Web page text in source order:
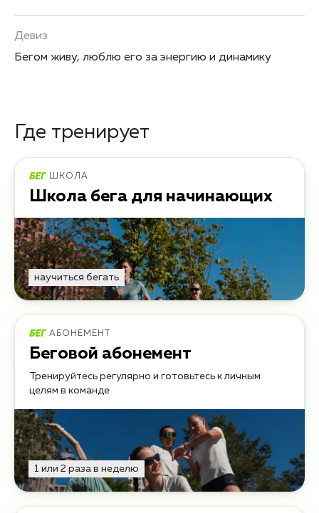
Девиз
Бегом живу, люблю его за энергию и динамику
Где тренирует
ШКОЛА
Школа бега для начинающих
научиться бегать
АБОНЕМЕНТ
Беговой абонемент
Тренируйтесь регулярно и готовьтесь к личным
целям в команде
1 или 2 раза в неделю